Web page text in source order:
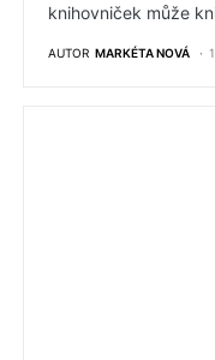
knihovniček může
AUTOR MARKÉTA NOVÁ